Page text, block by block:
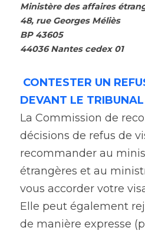
Ministère des affaires
48, rue Georges Méliès
BP 43605
44036 Nantes cedex 01
CONTESTER UN
DEVANT LE
La Commission de
décisions de refus de
recommander au
étrangères et au
vous accorder votre
Elle peut également
de manière expresse